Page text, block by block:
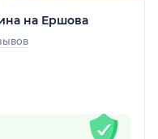
на Ершова